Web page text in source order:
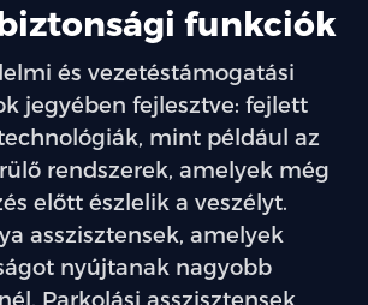
funkciók
és vezetéstámogatási
jegyében fejlesztve: fejlett
mint például az
rendszerek, amelyek még
előtt észlelik a veszélyt.
asszisztensek, amelyek
nyújtanak nagyobb
Parkolási asszisztensek,